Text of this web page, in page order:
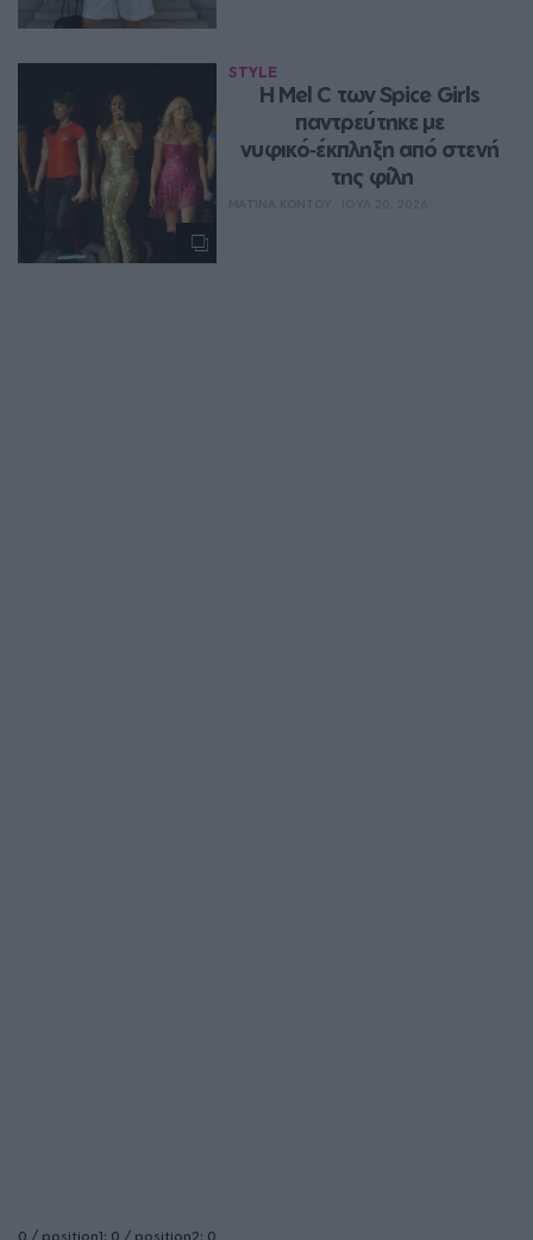
STYLE
Η Mel C των Spice Girls
παντρεύτηκε με
νυφικό‑έκπληξη από στενή
της φίλη
0 / position1: 0 / position2: 0